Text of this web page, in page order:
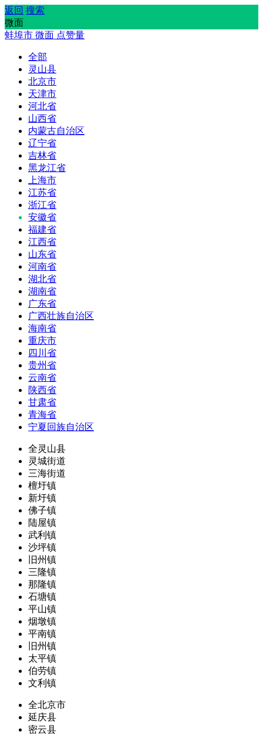
返回 搜索
微面
蚌埠市 微面 点赞量
全部
灵山县
北京市
天津市
河北省
山西省
内蒙古自治区
辽宁省
吉林省
黑龙江省
上海市
江苏省
浙江省
安徽省
福建省
江西省
山东省
河南省
湖北省
湖南省
广东省
广西壮族自治区
海南省
重庆市
四川省
贵州省
云南省
陕西省
甘肃省
青海省
宁夏回族自治区
全灵山县
灵城街道
三海街道
檀圩镇
新圩镇
佛子镇
陆屋镇
武利镇
沙坪镇
旧州镇
三隆镇
那隆镇
石塘镇
平山镇
烟墩镇
平南镇
旧州镇
太平镇
伯劳镇
文利镇
全北京市
延庆县
密云县